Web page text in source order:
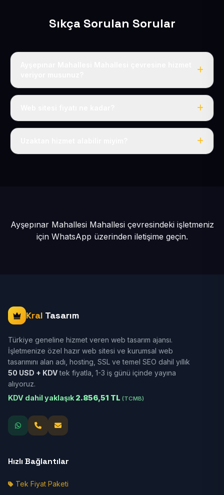
Sıkça Sorulan Sorular
Evet, Ayşepınar Mahallesi dahil tüm Develi ve Develi
Tek fiyat: yılda 50 USD + KDV, her şey dahil.
Ayşepınar Mahallesi Mahallesi çevresindeki işletmeniz
için WhatsApp üzerinden iletişime geçin.
Kral Tasarım
Türkiye geneline hizmet veren web tasarım ajansı.
İşletmenize özel hazır web sitesi ve kurumsal web
tasarımını alan adı, hosting, SSL ve temel SEO dahil yıllık
50 USD + KDVtek fiyatla, 1-3 iş günü içinde yayına
alıyoruz.
KDV dahil yaklaşık 2.856,51 TL (TCMB)
Hızlı Bağlantılar
Tek Fiyat Paketi